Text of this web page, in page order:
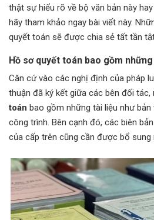
thật sự hiểu rõ về bộ văn bản này
hãy tham khảo ngay bài viết này.
quyết toán sẽ được chia sẻ tất tần
Hồ sơ quyết toán bao gồm
Căn cứ vào các nghị định của pháp
thuận đã ký kết giữa các bên đối tác,
toán bao gồm những tài liệu như
công trình. Bên cạnh đó, các biên
của cấp trên cũng cần được bổ sung